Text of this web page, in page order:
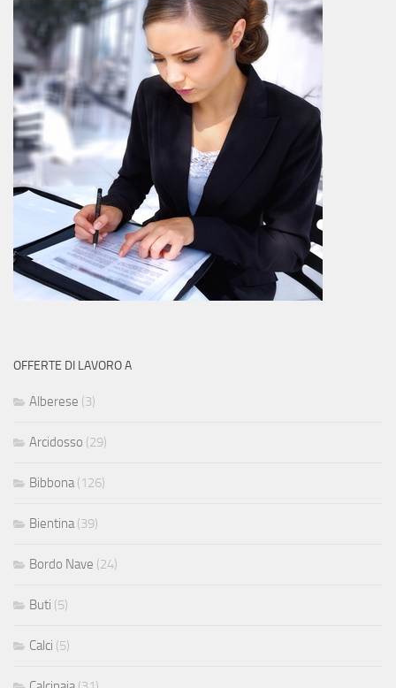
OFFERTE DI LAVORO A
Alberese (3)
Arcidosso (29)
Bibbona (126)
Bientina (39)
Bordo Nave (24)
Buti (5)
Calci (5)